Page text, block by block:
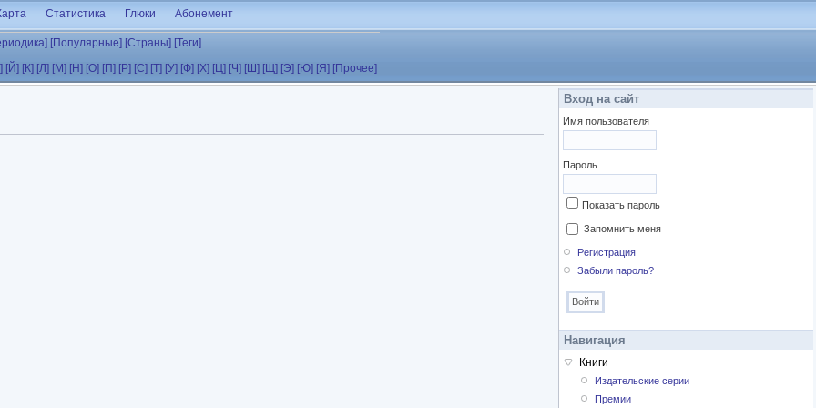
Статистика Глюки Абонемент
[Популярные] [Страны] [Теги]
[Й] [К] [Л] [М] [Н] [О] [П] [Р] [С] [Т] [У] [Ф] [Х] [Ц] [Ч] [Ш] [Щ] [Э] [Ю] [Я] [Прочее]
Вход на сайт
Имя пользователя
Пароль
Показать пароль
Запомнить меня
Регистрация
Забыли пароль?
Навигация
Книги
Издательские серии
Премии